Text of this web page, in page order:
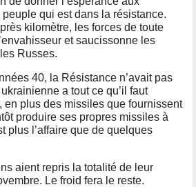
peuple qui est dans la résistance.
kilomètre, les forces de toute
et saucissonne les
Russes.
40, la Résistance n’avait pas
a tout ce qu’il faut
en plus des missiles que fournissent
produire ses propres missiles à
plus l’affaire que de quelques
aient repris la totalité de leur
Le froid fera le reste.